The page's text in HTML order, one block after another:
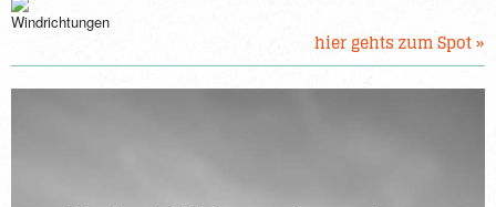
hier gehts zum Spot »